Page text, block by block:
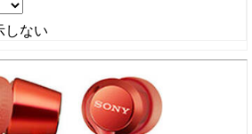
しない